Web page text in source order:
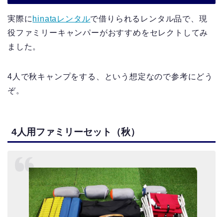
実際にhinataレンタルで借りられるレンタル品で、現
役ファミリーキャンパーがおすすめをセレクトしてみ
ました。
4人で秋キャンプをする、という想定なので参考にどう
ぞ。
4人用ファミリーセット（秋）